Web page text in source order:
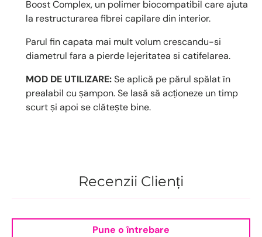
Boost Complex, un polimer biocompatibil care ajuta
la restructurarea fibrei capilare din interior.
Parul fin capata mai mult volum crescandu-si
diametrul fara a pierde lejeritatea si catifelarea.
MOD DE UTILIZARE:Se aplică pe părul spălat în
prealabil cu șampon. Se lasă să acționeze un timp
scurt și apoi se clătește bine.
Recenzii Clienți
Pune o întrebare